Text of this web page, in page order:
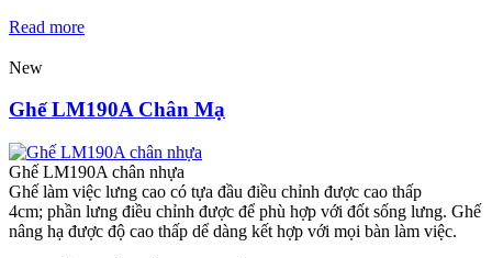
Read more
New
Ghế LM190A Chân Mạ
Ghế LM190A chân nhựa
Ghế làm việc lưng cao có tựa đầu điều chỉnh được cao thấp
4cm; phần lưng điều chỉnh được để phù hợp với đốt sống lưng. Ghế
nâng hạ được độ cao thấp dể dàng kết hợp với mọi bàn làm việc.